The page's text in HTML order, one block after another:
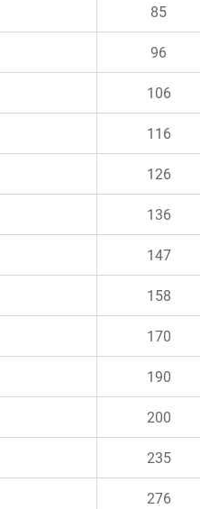
85
96
106
116
126
136
147
158
170
190
200
235
276